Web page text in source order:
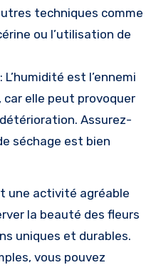
techniques comme
ou l’utilisation de
: L’humidité est l’ennemi
car elle peut provoquer
Assurez-
séchage est bien
une activité agréable
la beauté des fleurs
uniques et durables.
vous pouvez